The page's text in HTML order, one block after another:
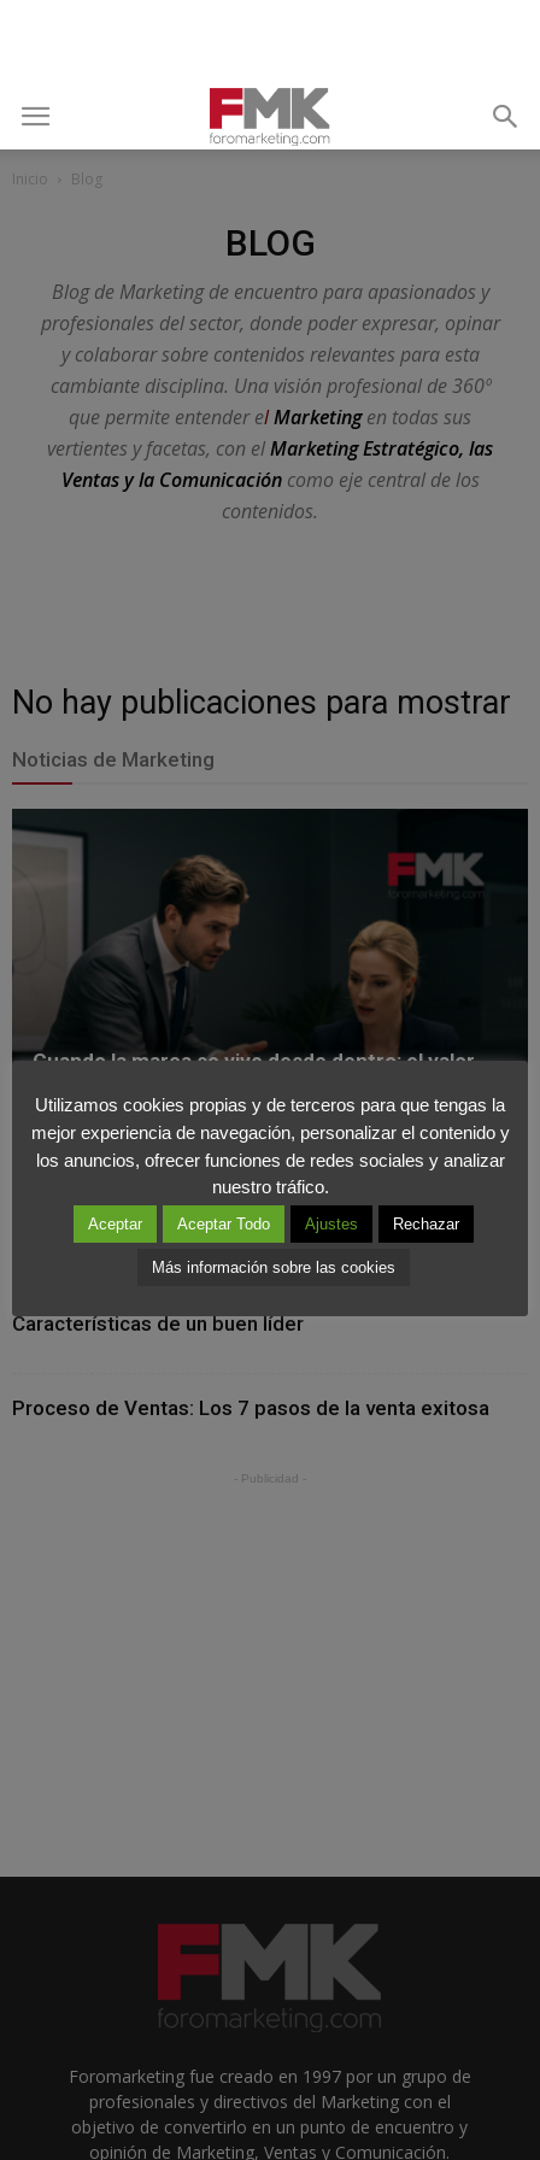
Inicio Blog
BLOG
Blog de Marketing de encuentro para apasionados y
profesionales del sector, donde poder expresar, opinar
y colaborar sobre contenidos relevantes para esta
cambiante disciplina. Una visión profesional de 360º
que permite entender elMarketingen todas sus
vertientes y facetas, con elMarketing Estratégico, las
Ventas y la Comunicacióncomo eje central de los
contenidos.
No hay publicaciones para mostrar
Noticias de Marketing
Cuando la marca se vive desde dentro: el valor
Post más leídos
Tipos de clientes y sus características
Características de un buen líder
Proceso de Ventas: Los 7 pasos de la venta exitosa
- Publicidad -
Foromarketing fue creado en 1997 por un grupo de
profesionales y directivos del Marketing con el
objetivo de convertirlo en un punto de encuentro y
opinión de Marketing, Ventas y Comunicación.
Utilizamos cookies propias y de terceros para que tengas la
mejor experiencia de navegación, personalizar el contenido y
los anuncios, ofrecer funciones de redes sociales y analizar
nuestro tráfico.
Aceptar Aceptar Todo Ajustes Rechazar
Más información sobre las cookies